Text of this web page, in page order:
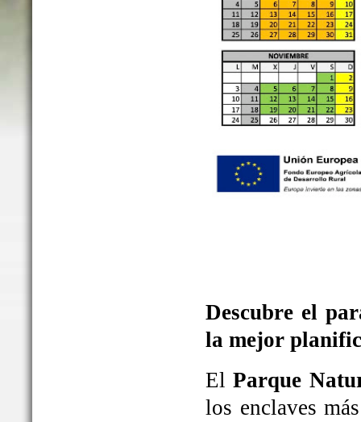
Descubre el
la mejor
ElParque
los enclaves